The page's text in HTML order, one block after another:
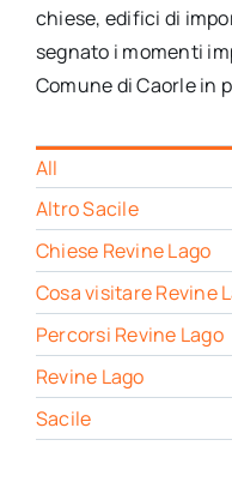
chiese, edifici di
segnato i momenti
Comune di Caorle in
All
Altro Sacile
Chiese Revine Lago
Cosa visitare Revine
Percorsi Revine Lago
Revine Lago
Sacile